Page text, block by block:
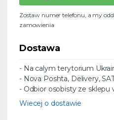
Zostaw numer telefonu, a my
zamowienia
Dostawa
- Na calym terytorium
- Nova Poshta, Delivery,
- Odbior osobisty ze sklepu
Wiecej o dostawie